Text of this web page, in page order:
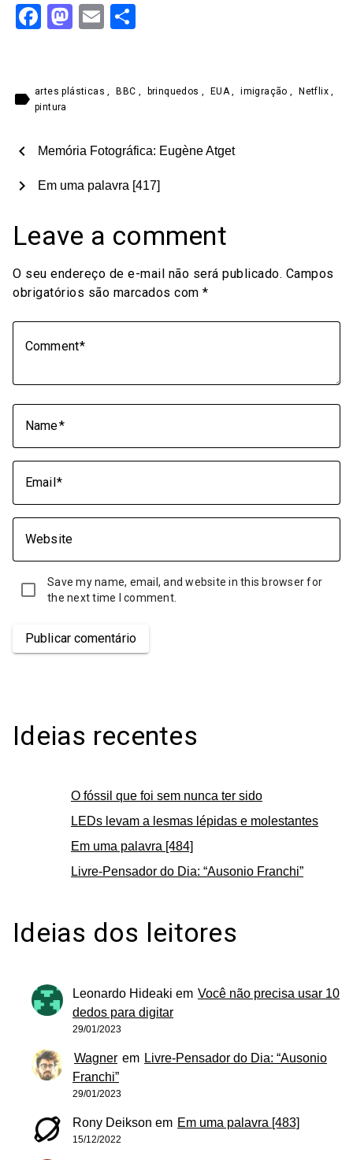
Facebook
Mastodon
Email
label artes plásticas, BBC , brinquedos, EUA, imigração, Netflix,
pintura
chevron_left Memória Fotográfica: Eugène Atget
Em uma palavra [417]
chevron_right
Leave a comment
O seu endereço de e-mail não será publicado. Campos
obrigatórios são marcados com *
Comment
Name
Email
Website
Save my name, email, and website in this browser for
the next time I comment.
Publicar comentário
Ideias recentes
O fóssil que foi sem nunca ter sido
LEDs levam a lesmas lépidas e molestantes
Em uma palavra [484]
Livre-Pensador do Dia: “Ausonio Franchi”
Ideias dos leitores
Leonardo Hideaki em Você não precisa usar 10
dedos para digitar
29/01/2023
Wagner em Livre-Pensador do Dia: “Ausonio
Franchi”
29/01/2023
Rony Deikson em Em uma palavra [483]
15/12/2022